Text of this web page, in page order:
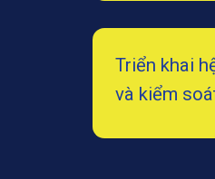
Triển khai
và kiểm